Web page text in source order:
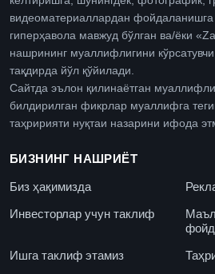
видеоматериаллардан фойдаланишга
гиперҳавола мавжуд бўлган ва/ёки
нашрининг муаллифлигини
тақдирда йўл қўйилади.
Сайтда эълон қилинаётган
билдирилган фикрлар муаллифга
таҳририяти нуқтаи назарини ифода
БИЗНИНГ НАШРИЁТ
Биз ҳақимизда
Инвесторлар учун таклиф
Ишга таклиф этамиз